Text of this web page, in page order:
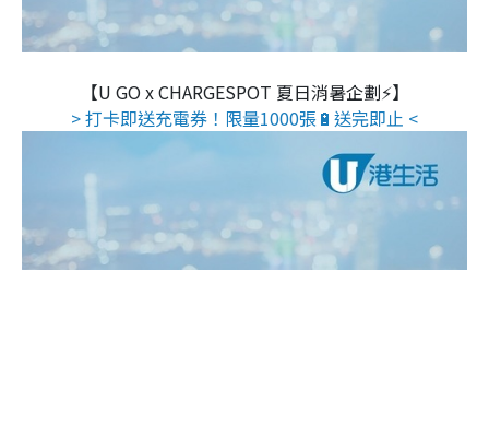
【U GO x CHARGESPOT 夏日消暑企劃⚡】
> 打卡即送充電券！限量1000張🔋送完即止 <